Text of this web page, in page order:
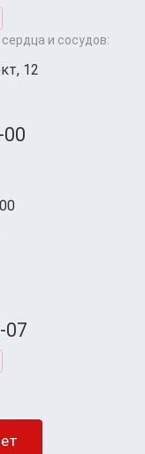
и сосудов:
12
07